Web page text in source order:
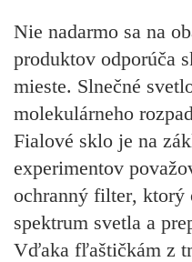
Nie nadarmo sa na
produktov odporúča
mieste. Slnečné
molekulárneho
Fialové sklo je na
experimentov
ochranný filter, ktorý
spektrum svetla a
Vďaka fľaštičkám z